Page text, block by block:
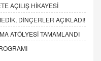
AÇILIŞ HİKAYESİ
DİNÇERLER AÇIKLADI!
ATÖLYESİ TAMAMLANDI